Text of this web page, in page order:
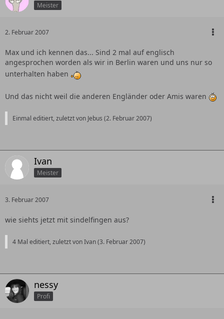
Meister
2. Februar 2007
Max und ich kennen das... Sind 2 mal auf englisch
angesprochen worden als wir in Berlin waren und uns nur so
unterhalten haben
Und das nicht weil die anderen Engländer oder Amis waren
Einmal editiert, zuletzt von Jebus (2. Februar 2007)
Ivan
Meister
3. Februar 2007
wie siehts jetzt mit sindelfingen aus?
4 Mal editiert, zuletzt von Ivan (3. Februar 2007)
nessy
Profi